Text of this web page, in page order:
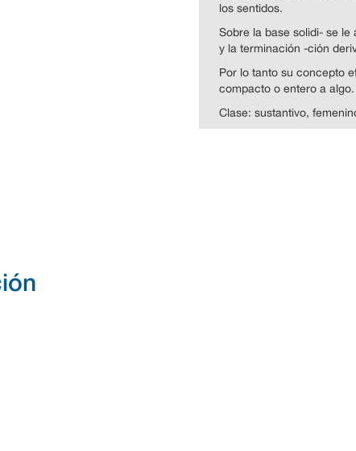
los sentidos.
Sobre la base solidi- se
y la terminación -ción
Por lo tanto su concepto
compacto o entero a algo.
Clase: sustantivo,